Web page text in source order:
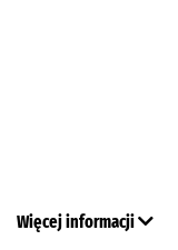
Więcej informacji